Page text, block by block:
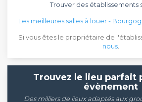
Trouver des établissements
Les meilleures salles à louer -
Si vous êtes le propriétaire de
nous
Trouvez le lieu parfait
évènement
Des milliers de lieux adaptés aux